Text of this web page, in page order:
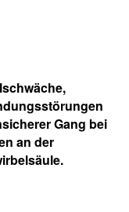
Gang bei
an der